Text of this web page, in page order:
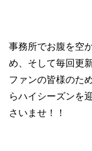
事務所でお腹を空
め、そして毎回更
ファンの皆様のた
らハイシーズンを
さいませ！！